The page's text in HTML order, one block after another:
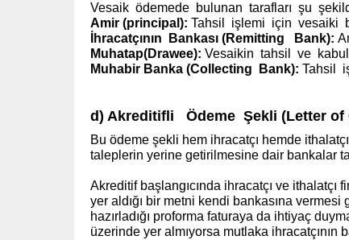
Vesaik ödemede bulunan tarafları şu
Amir (principal): Tahsil işlemi için vesaiki
İhracatçının Bankası (Remitting Bank):
Muhatap(Drawee): Vesaikin tahsil ve kabul
Muhabir Banka (Collecting Bank): Tahsil
d) Akreditifli Ödeme Şekli (Letter of
Bu ödeme şekli hem ihracatçı hemde
taleplerin yerine getirilmesine dair bankalar
Akreditif başlangıcında ihracatçı ve ithalatçı
yer aldığı bir metni kendi bankasına
hazırladığı proforma faturaya da ihtiyaç
üzerinde yer almıyorsa mutlaka ihracatçının